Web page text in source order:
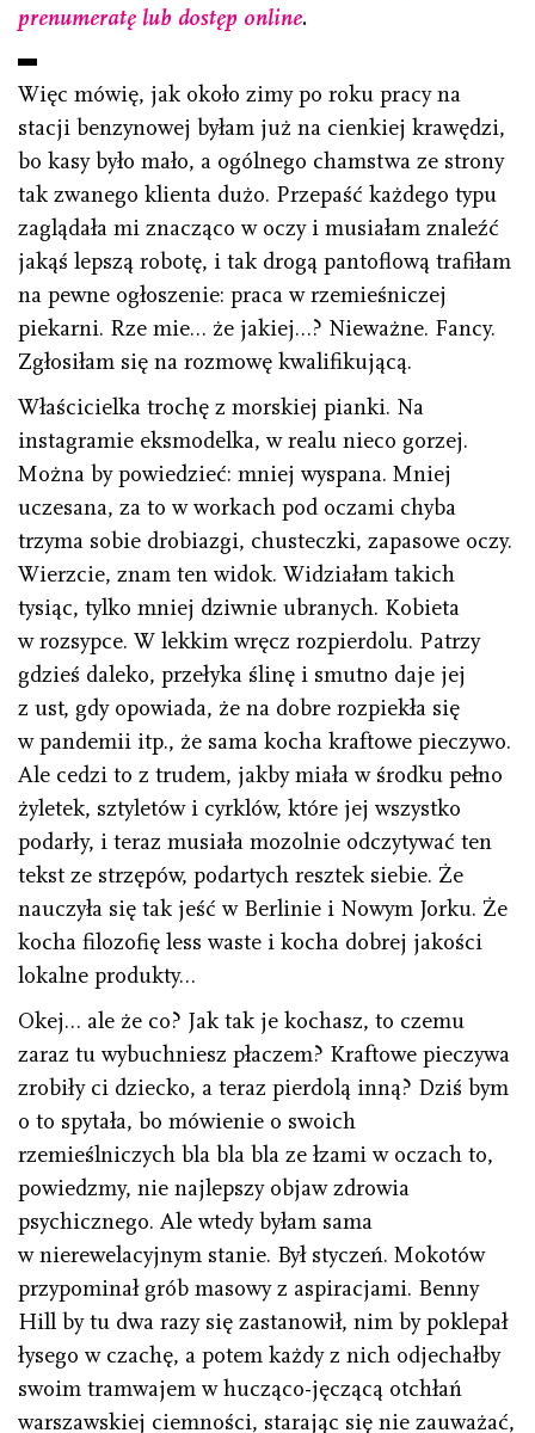
prenumeratę lub dostęp online.
Więc mówię, jak około zimy po roku pracy na
stacji benzynowej byłam już na cienkiej krawędzi,
bo kasy było mało, a ogólnego chamstwa ze strony
tak zwanego klienta dużo. Przepaść każdego typu
zaglądała mi znacząco w oczy i musiałam znaleźć
jakąś lepszą robotę, i tak drogą pantoflową trafiłam
na pewne ogłoszenie: praca w rzemieśniczej
piekarni. Rze mie… że jakiej…? Nieważne. Fancy.
Zgłosiłam się na rozmowę kwalifikującą.
Właścicielka trochę z morskiej pianki. Na
instagramie eksmodelka, w realu nieco gorzej.
Można by powiedzieć: mniej wyspana. Mniej
uczesana, za to w workach pod oczami chyba
trzyma sobie drobiazgi, chusteczki, zapasowe oczy.
Wierzcie, znam ten widok. Widziałam takich
tysiąc, tylko mniej dziwnie ubranych. Kobieta
w rozsypce. W lekkim wręcz rozpierdolu. Patrzy
gdzieś daleko, przełyka ślinę i smutno daje jej
z ust, gdy opowiada, że na dobre rozpiekła się
w pandemii itp., że sama kocha kraftowe pieczywo.
Ale cedzi to z trudem, jakby miała w środku pełno
żyletek, sztyletów i cyrklów, które jej wszystko
podarły, i teraz musiała mozolnie odczytywać ten
tekst ze strzępów, podartych resztek siebie. Że
nauczyła się tak jeść w Berlinie i Nowym Jorku. Że
kocha filozofię less waste i kocha dobrej jakości
lokalne produkty…
Okej… ale że co? Jak tak je kochasz, to czemu
zaraz tu wybuchniesz płaczem? Kraftowe pieczywa
zrobiły ci dziecko, a teraz pierdolą inną? Dziś bym
o to spytała, bo mówienie o swoich
rzemieślniczych bla bla bla ze łzami w oczach to,
powiedzmy, nie najlepszy objaw zdrowia
psychicznego. Ale wtedy byłam sama
w nierewelacyjnym stanie. Był styczeń. Mokotów
przypominał grób masowy z aspiracjami. Benny
Hill by tu dwa razy się zastanowił, nim by poklepał
łysego w czachę, a potem każdy z nich odjechałby
swoim tramwajem w hucząco-jęczącą otchłań
warszawskiej ciemności, starając się nie zauważać,